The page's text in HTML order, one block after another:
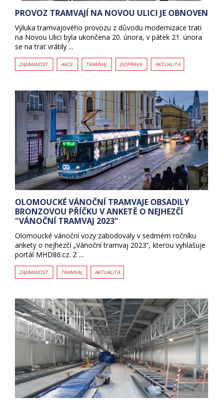
PROVOZ TRAMVAJÍ NA NOVOU ULICI JE OBNOVEN
Výluka tramvajového provozu z důvodu modernizace trati
na Novou Ulici byla ukončena 20. února, v pátek 21. února
se na trať vrátily ...
ZAJÍMAVOST AKCE TRAMVAJ DOPRAVA AKTUALITA
OLOMOUCKÉ VÁNOČNÍ TRAMVAJE OBSADILY
BRONZOVOU PŘÍČKU V ANKETĚ O NEJHEZČÍ
"VÁNOČNÍ TRAMVAJ 2023"
Olomoucké vánoční vozy zabodovaly v sedmém ročníku
ankety o nejhezčí „Vánoční tramvaj 2023“, kterou vyhlašuje
portál MHD86.cz. Z ...
ZAJÍMAVOST TRAMVAJ AKTUALITA